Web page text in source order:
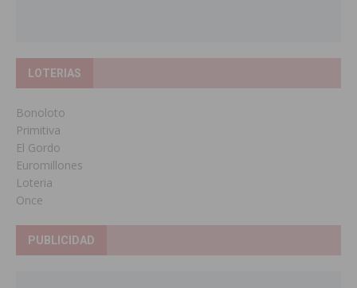
LOTERIAS
Bonoloto
Primitiva
El Gordo
Euromillones
Loteria
Once
PUBLICIDAD